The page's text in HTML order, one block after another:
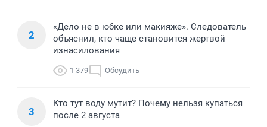
2
«Дело не в юбке или макияже». Следователь
объяснил, кто чаще становится жертвой
изнасилования
1 379 Обсудить
3
Кто тут воду мутит? Почему нельзя купаться
после 2 августа